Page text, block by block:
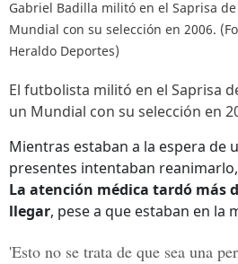
Gabriel Badilla militó en el Saprisa
Mundial con su selección en 2006.
Heraldo Deportes)
El futbolista militó en el Saprisa
un Mundial con su selección en
Mientras estaban a la espera de
presentes intentaban
La atención médica tardó más
llegar, pese a que estaban en la
'Esto no se trata de que sea una